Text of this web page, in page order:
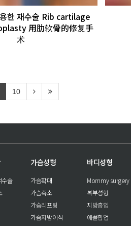
한 재수술 Rib cartilage
用肋软骨的修复手
术
10
수술
가슴성형
가슴확대
가슴축소
가슴리프팅
가슴지방이식
바디성형
Mommy surgery
복부성형
지방흡입
애플힙업